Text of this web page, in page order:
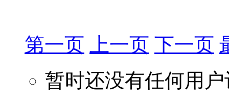
第一页 上一页 下一页
暂时还没有任何用